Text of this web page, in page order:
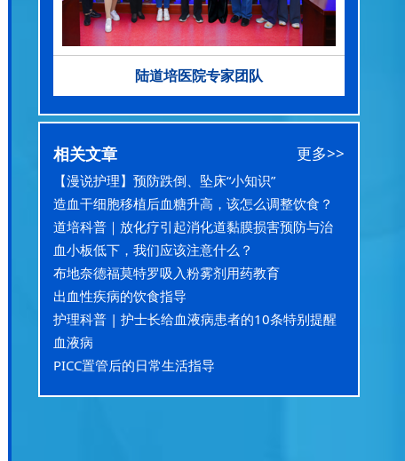
陆道培医院专家团队
相关文章 更多>>
【漫说护理】预防跌倒、坠床“小知识”
造血干细胞移植后血糖升高，该怎么调整饮食？
道培科普｜放化疗引起消化道黏膜损害预防与治
疗、护理
血小板低下，我们应该注意什么？
布地奈德福莫特罗吸入粉雾剂用药教育
出血性疾病的饮食指导
护理科普 | 护士长给血液病患者的10条特别提醒
血液病
PICC置管后的日常生活指导